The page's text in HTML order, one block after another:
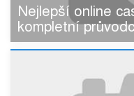
Nejlepší online
kompletní